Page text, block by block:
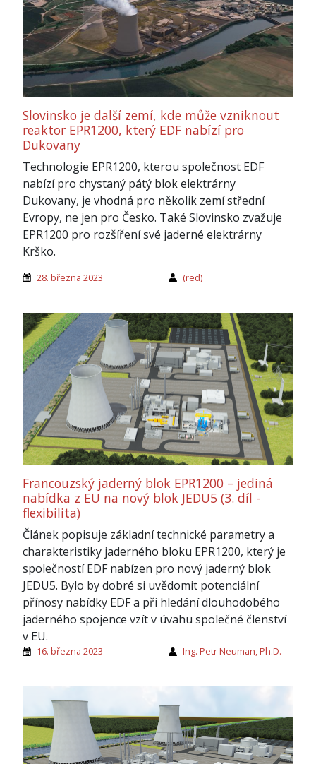
Slovinsko je další zemí, kde může vzniknout
reaktor EPR1200, který EDF nabízí pro
Dukovany
Technologie EPR1200, kterou společnost EDF
nabízí pro chystaný pátý blok elektrárny
Dukovany, je vhodná pro několik zemí střední
Evropy, ne jen pro Česko. Také Slovinsko zvažuje
EPR1200 pro rozšíření své jaderné elektrárny
Krško.
28. března 2023 (red)
Francouzský jaderný blok EPR1200 – jediná
nabídka z EU na nový blok JEDU5 (3. díl -
flexibilita)
Článek popisuje základní technické parametry a
charakteristiky jaderného bloku EPR1200, který je
společností EDF nabízen pro nový jaderný blok
JEDU5. Bylo by dobré si uvědomit potenciální
přínosy nabídky EDF a při hledání dlouhodobého
jaderného spojence vzít v úvahu společné členství
v EU.
16. března 2023 Ing. Petr Neuman, Ph.D.